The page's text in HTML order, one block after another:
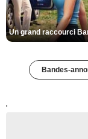
Bandes-
'